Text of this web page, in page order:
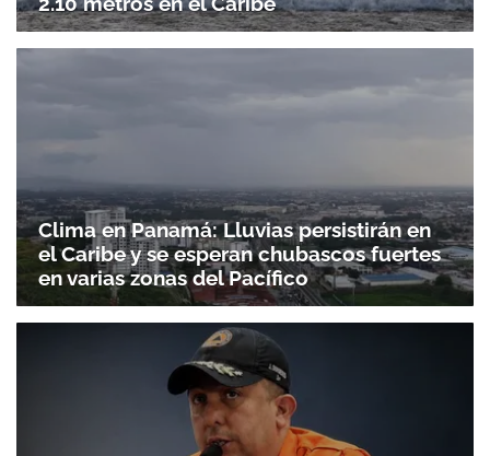
Clima en Panamá: Lluvias persistirán en
el Caribe y se esperan chubascos fuertes
en varias zonas del Pacífico